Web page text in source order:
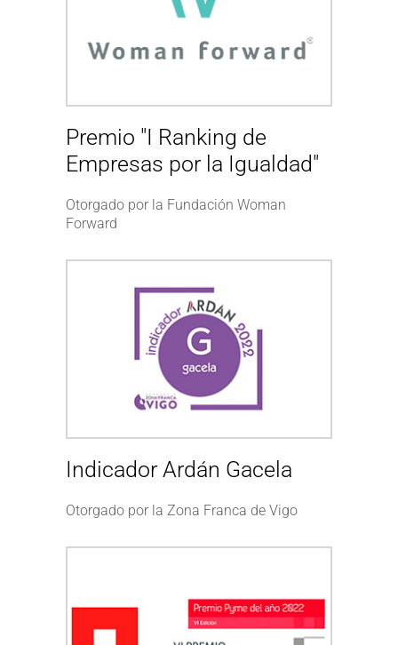
Premio "I Ranking de
Empresas por la Igualdad"
Otorgado por la Fundación Woman
Forward
Indicador Ardán Gacela
Otorgado por la Zona Franca de Vigo